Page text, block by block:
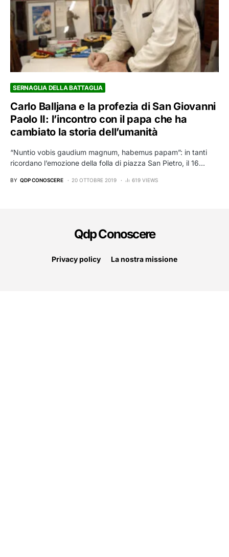
SERNAGLIA DELLA BATTAGLIA
Carlo Balljana e la profezia di San Giovanni
Paolo II: l’incontro con il papa che ha
cambiato la storia dell’umanità
“Nuntio vobis gaudium magnum, habemus papam”: in tanti
ricordano l’emozione della folla di piazza San Pietro, il 16…
BY QDP CONOSCERE 20 OTTOBRE 2019 619 VIEWS
Qdp Conoscere
Privacy policy La nostra missione